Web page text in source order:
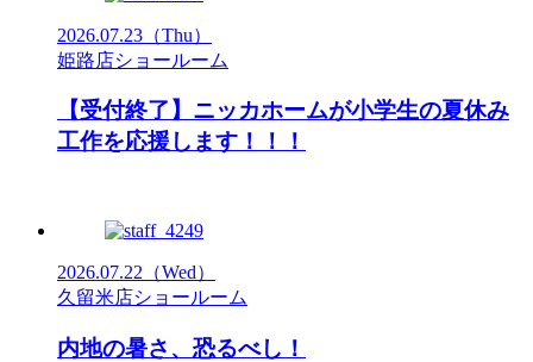
2026.07.23 （Thu）
姫路店ショールーム
【受付終了】ニッカホームが小学生の夏休み
工作を応援します！！！
2026.07.22 （Wed）
久留米店ショールーム
内地の暑さ、恐るべし！